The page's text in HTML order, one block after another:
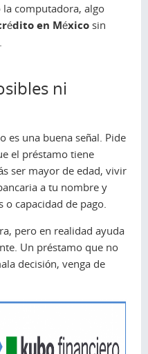
la computadora, algo
en México sin
ni
es una buena señal. Pide
el préstamo tiene
ser mayor de edad, vivir
a tu nombre y
capacidad de pago.
pero en realidad ayuda
Un préstamo que no
decisión, venga de